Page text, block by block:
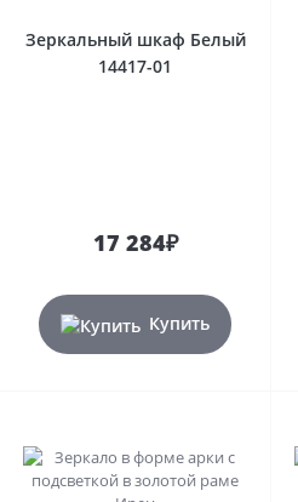
Зеркальный шкаф Белый
14417-01
17 284₽
Купить